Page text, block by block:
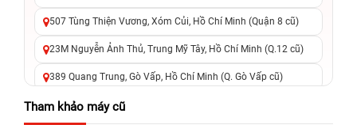
507 Tùng Thiện Vương, Xóm Củi, Hồ Chí Minh (Quận 8 cũ)
23M Nguyễn Ảnh Thủ, Trung Mỹ Tây, Hồ Chí Minh (Q.12 cũ)
389 Quang Trung, Gò Vấp, Hồ Chí Minh (Q. Gò Vấp cũ)
625 - 625A Âu Cơ, Tân Phú, Hồ Chí Minh (Quận Tân Phú cũ)
Tham khảo máy cũ